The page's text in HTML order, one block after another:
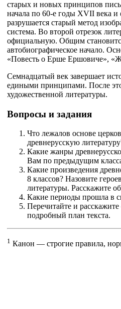
старых и новых принципов
начала по 60-е годы XVII века
разрушается старый метод
система. Во второй отрезок
официальную. Общим
автобиографическое начало.
«Повесть о Ерше Ершовиче»,
Семнадцатый век завершает
едиными принципами. После
художественной литературы.
Вопросы и задания
Что лежалов основе
древнерусскую
Какие жанры
Вам по предыдущим
Какие произведения
8 классов? Назовите
литературы. Расскажите
Какие периоды прошла в
Перечитайте и расскажите
подробный план текста.
1 Канон — строгие правила,